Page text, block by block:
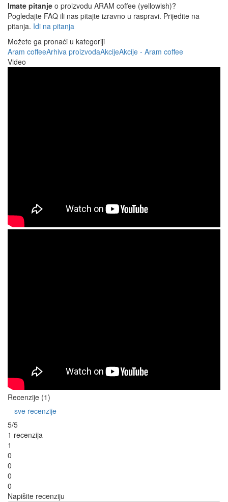
Imate pitanje o proizvodu ARAM coffee (yellowish)?
Pogledajte FAQ ili nas pitajte izravno u raspravi. Prijeđite na
pitanja. Idi na pitanja
Možete ga pronaći u kategoriji
Aram coffeeArhiva proizvodaAkcijeAkcije - Aram coffee
Video
Recenzije (1)
sve recenzije
5/5
1 recenzija
1
0
0
0
0
Napišite recenziju